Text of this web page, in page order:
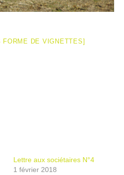
FORME DE VIGNETTES]
Lettre aux sociétaires N°4
1 février 2018